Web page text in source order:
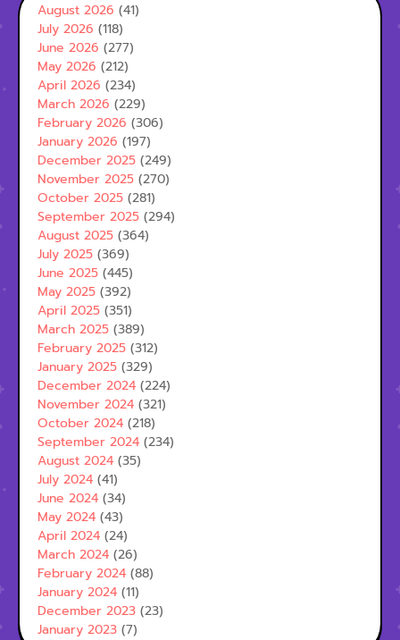
August 2026 (41)
July 2026 (118)
June 2026 (277)
May 2026 (212)
April 2026 (234)
March 2026 (229)
February 2026 (306)
January 2026 (197)
December 2025 (249)
November 2025 (270)
October 2025 (281)
September 2025 (294)
August 2025 (364)
July 2025 (369)
June 2025 (445)
May 2025 (392)
April 2025 (351)
March 2025 (389)
February 2025 (312)
January 2025 (329)
December 2024 (224)
November 2024 (321)
October 2024 (218)
September 2024 (234)
August 2024 (35)
July 2024 (41)
June 2024 (34)
May 2024 (43)
April 2024 (24)
March 2024 (26)
February 2024 (88)
January 2024 (11)
December 2023 (23)
January 2023 (7)